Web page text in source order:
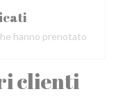
clienti
hanno prenotato